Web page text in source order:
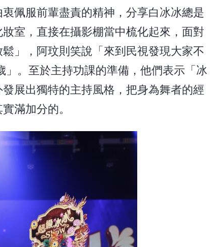
佩服前輩盡責的精神，分享白冰冰總是
室，直接在攝影棚當中梳化起來，面對
」，阿玟則笑說「來到民視發現大家不
。至於主持功課的準備，他們表示「冰
展出獨特的主持風格，把身為舞者的經
滿加分的。